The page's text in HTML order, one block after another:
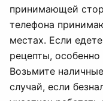
принимающей
телефона
местах. Если
рецепты,
Возьмите
случай, если